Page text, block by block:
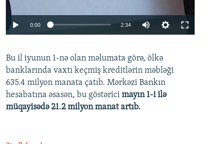
0:00 2:34
360p
480p
720p
Bu il iyunun 1-nə olan məlumata görə, ölkə
banklarında vaxtı keçmiş kreditlərin məbləği
635.4 milyon manata çatıb. Mərkəzi Bankın
hesabatına əsasən, bu göstərici mayın 1-i ilə
müqayisədə 21.2 milyon manat artıb.